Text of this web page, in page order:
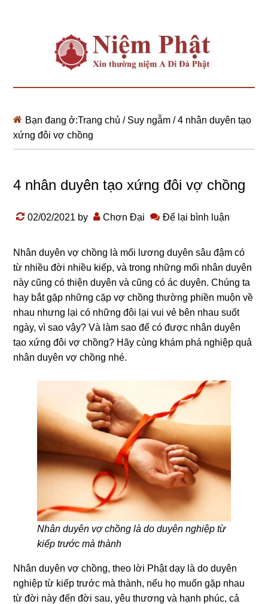
Bạn đang ở:Trang chủ / Suy ngẫm /4 nhân duyên tạo
xứng đôi vợ chồng
4 nhân duyên tạo xứng đôi vợ chồng
02/02/2021 by Chơn Đại Để lại bình luận
Nhân duyên vợ chồng là mối lương duyên sâu đậm có
từ nhiều đời nhiều kiếp, và trong những mối nhân duyên
này cũng có thiện duyên và cũng có ác duyên. Chúng ta
hay bắt gặp những cặp vợ chồng thường phiền muộn về
nhau nhưng lại có những đôi lại vui vẻ bên nhau suốt
ngày, vì sao vậy? Và làm sao để có được nhân duyên
tạo xứng đôi vợ chồng? Hãy cùng khám phá nghiệp quả
nhân duyên vợ chồng nhé.
Nhân duyên vợ chồng là do duyên nghiệp từ
kiếp trước mà thành
Nhân duyên vợ chồng, theo lời Phật dạy là do duyên
nghiệp từ kiếp trước mà thành, nếu họ muốn gặp nhau
từ đời này đến đời sau, yêu thương và hạnh phúc, cả